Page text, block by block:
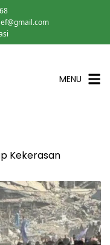
MENU
Kekerasan